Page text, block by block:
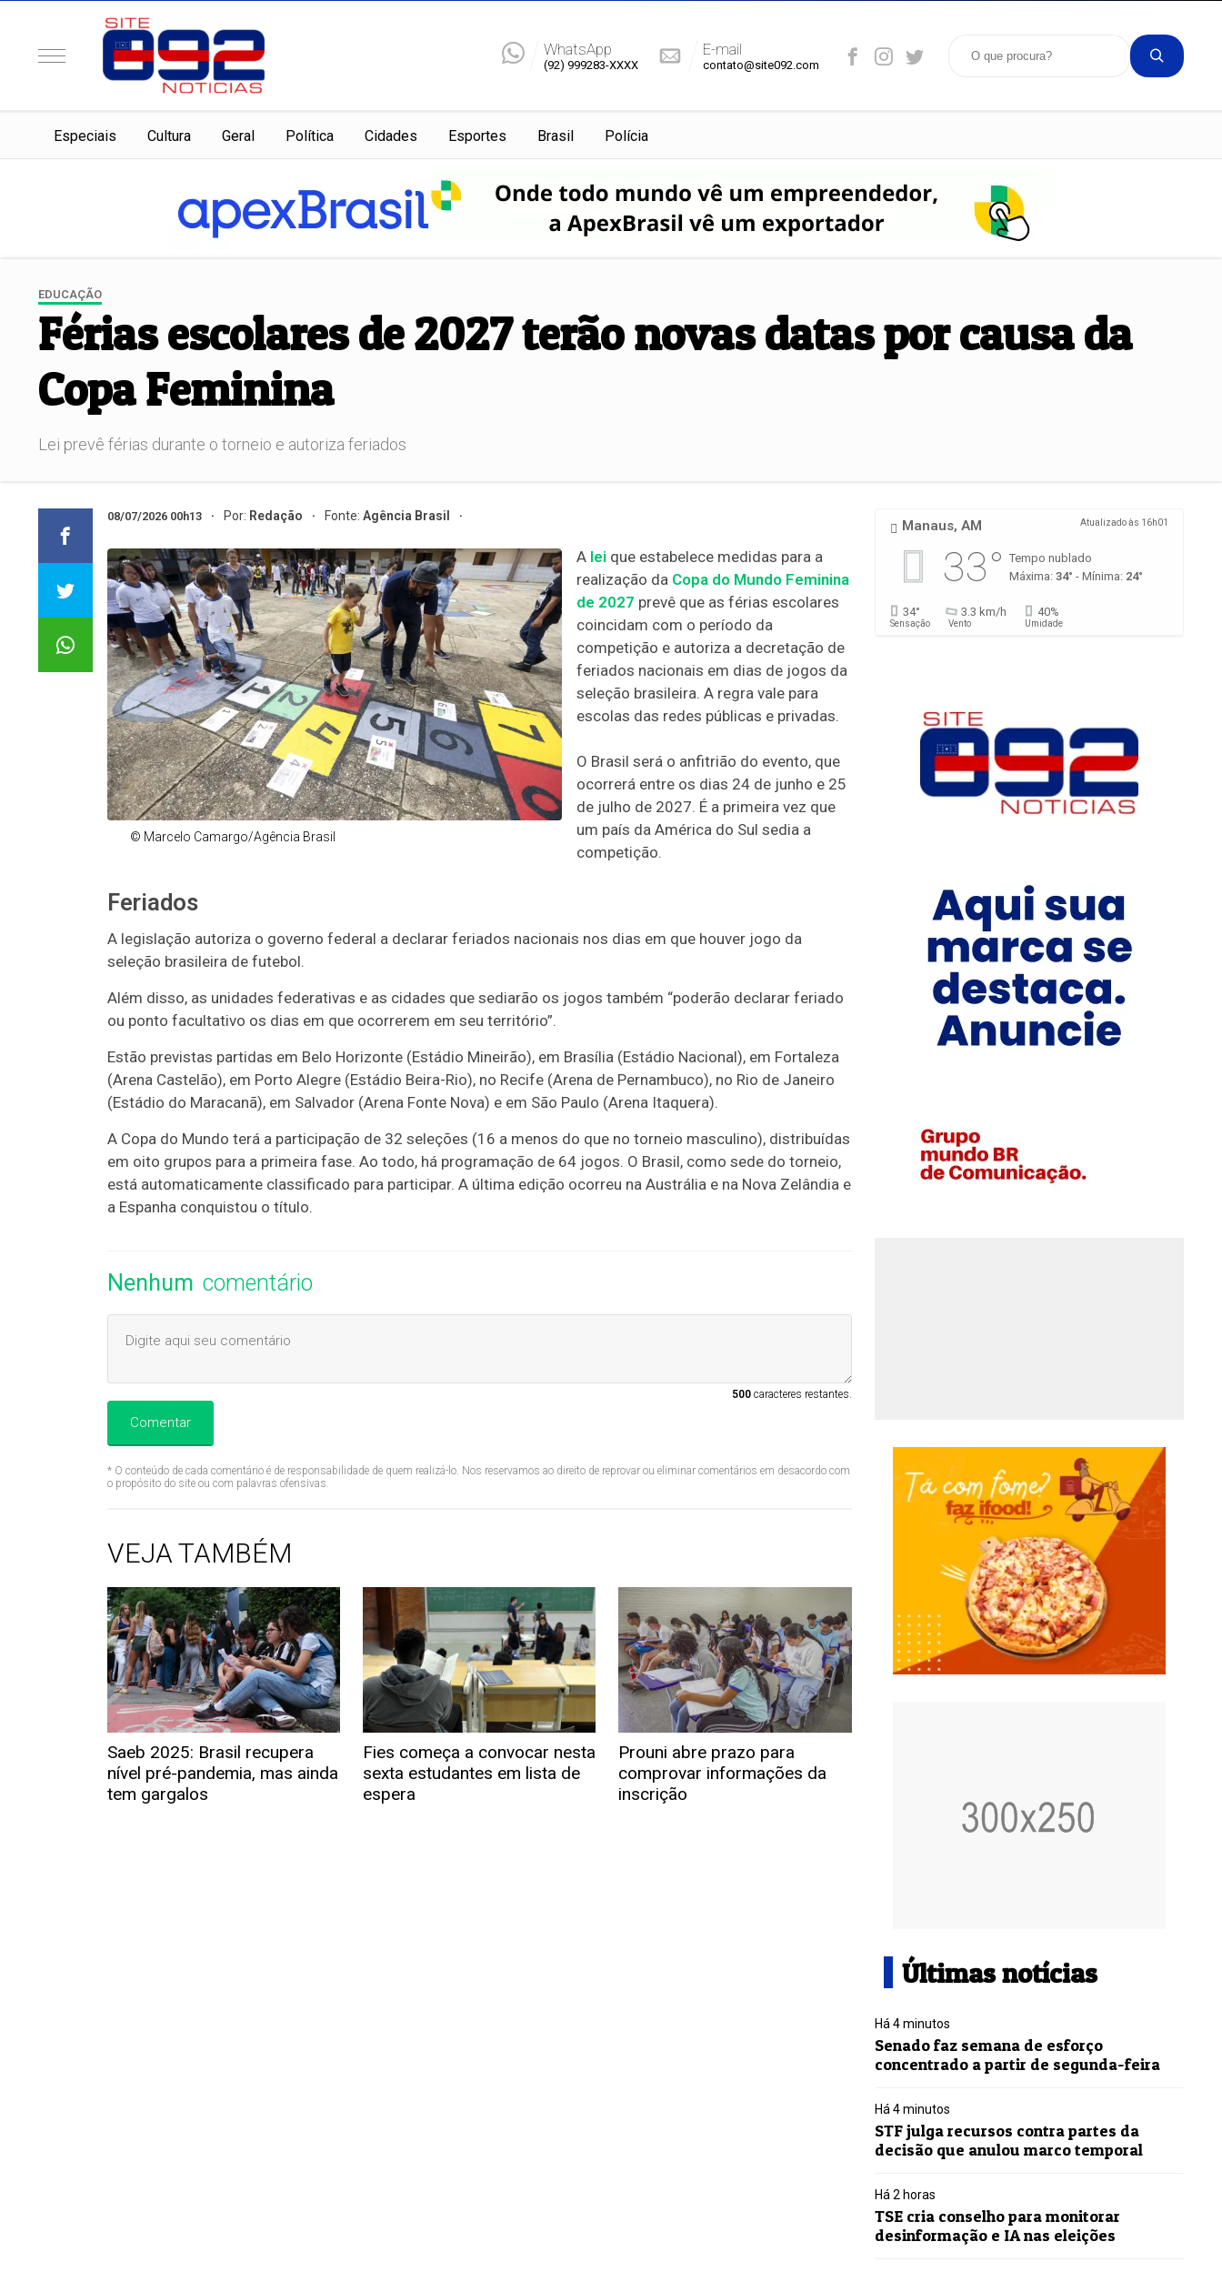
E-mail
contato@site092.com
WhatsApp
(92) 999283-XXXX
Especiais Cultura Geral Política Cidades Esportes Brasil Polícia
EDUCAÇÃO
Férias escolares de 2027 terão novas datas por causa da
Copa Feminina
Lei prevê férias durante o torneio e autoriza feriados
08/07/2026 00h13 Por: Redação Fonte: Agência Brasil
© Marcelo Camargo/Agência Brasil
A leique estabelece medidas para a
realização da Copa do Mundo Feminina
de 2027 prevê que as férias escolares
coincidam com o período da
competição e autoriza a decretação de
feriados nacionais em dias de jogos da
seleção brasileira. A regra vale para
escolas das redes públicas e privadas.
O Brasil será o anfitrião do evento, que
ocorrerá entre os dias 24 de junho e 25
de julho de 2027. É a primeira vez que
um país da América do Sul sedia a
competição.
Feriados
A legislação autoriza o governo federal a declarar feriados nacionais nos dias em que houver jogo da
seleção brasileira de futebol.
Além disso, as unidades federativas e as cidades que sediarão os jogos também “poderão declarar feriado
ou ponto facultativo os dias em que ocorrerem em seu território”.
Estão previstas partidas em Belo Horizonte (Estádio Mineirão), em Brasília (Estádio Nacional), em Fortaleza
(Arena Castelão), em Porto Alegre (Estádio Beira-Rio), no Recife (Arena de Pernambuco), no Rio de Janeiro
(Estádio do Maracanã), em Salvador (Arena Fonte Nova) e em São Paulo (Arena Itaquera).
A Copa do Mundo terá a participação de 32 seleções (16 a menos do que no torneio masculino), distribuídas
em oito grupos para a primeira fase. Ao todo, há programação de 64 jogos. O Brasil, como sede do torneio,
está automaticamente classificado para participar. A última edição ocorreu na Austrália e na Nova Zelândia e
a Espanha conquistou o título.
Nenhum comentário
500caracteres restantes.
Comentar
* O conteúdo de cada comentário é de responsabilidade de quem realizá-lo. Nos reservamos ao direito de reprovar ou eliminar comentários em desacordo com
o propósito do site ou com palavras ofensivas.
VEJA TAMBÉM
Saeb 2025: Brasil recupera
nível pré-pandemia, mas ainda
tem gargalos
Fies começa a convocar nesta
sexta estudantes em lista de
espera
Prouni abre prazo para
comprovar informações da
inscrição
Manaus, AM Atualizado às 16h01
33°
Tempo nublado
Máxima:34° - Mínima: 24°
34°
Sensação
3.3 km/h
Vento
40%
Umidade
Últimas notícias
Há 4 minutos
Senado faz semana de esforço
concentrado a partir de segunda-feira
Há 4 minutos
STF julga recursos contra partes da
decisão que anulou marco temporal
Há 2 horas
TSE cria conselho para monitorar
desinformação e IA nas eleições